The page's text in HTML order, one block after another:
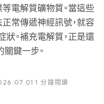
等電解質礦物質。當這些
常傳遞神經訊號，就容
狀。補充電解質，正是還
鍵一步。
·1 分鐘閱讀